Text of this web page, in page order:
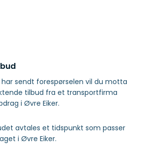
sendt forespørselen vil du motta
tilbud fra et transportfirma
i Øvre Eiker.
avtales et tidspunkt som passer
i Øvre Eiker.